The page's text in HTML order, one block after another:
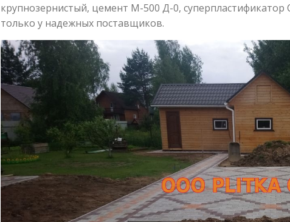
крупнозернистый, цемент М-500 Д-0,
только у надежных поставщиков.